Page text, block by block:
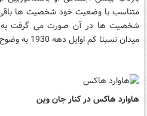
متناسب با وضعیت خود شخصیت ها
شخصیت ها در آن صورت می گرفت به
میدان نسبتا کم اوایل دهه 1930 به وضوح عمیق اصلاح شد.
هاوارد هاکس در کنار جان وین